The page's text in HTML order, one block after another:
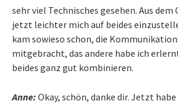
sehr viel Technisches gesehen. Aus dem
jetzt leichter mich auf beides
kam sowieso schon, die
mitgebracht, das andere habe ich
beides ganz gut kombinieren.
Anne: Okay, schön, danke dir. Jetzt